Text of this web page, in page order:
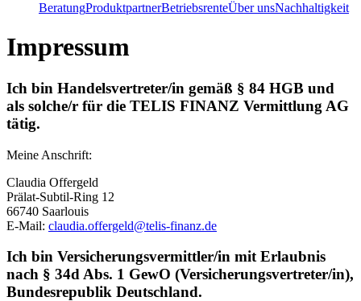
BeratungProduktpartnerBetriebsrenteÜber unsNachhaltigkeit
Impressum
Ich bin Handelsvertreter/in gemäß § 84 HGB und
als solche/r für die TELIS FINANZ Vermittlung AG
tätig.
Meine Anschrift:
Claudia Offergeld
Prälat-Subtil-Ring 12
66740 Saarlouis
E-Mail: claudia.offergeld@telis-finanz.de
Ich bin Versicherungsvermittler/in mit Erlaubnis
nach § 34d Abs. 1 GewO (Versicherungsvertreter/in),
Bundesrepublik Deutschland.